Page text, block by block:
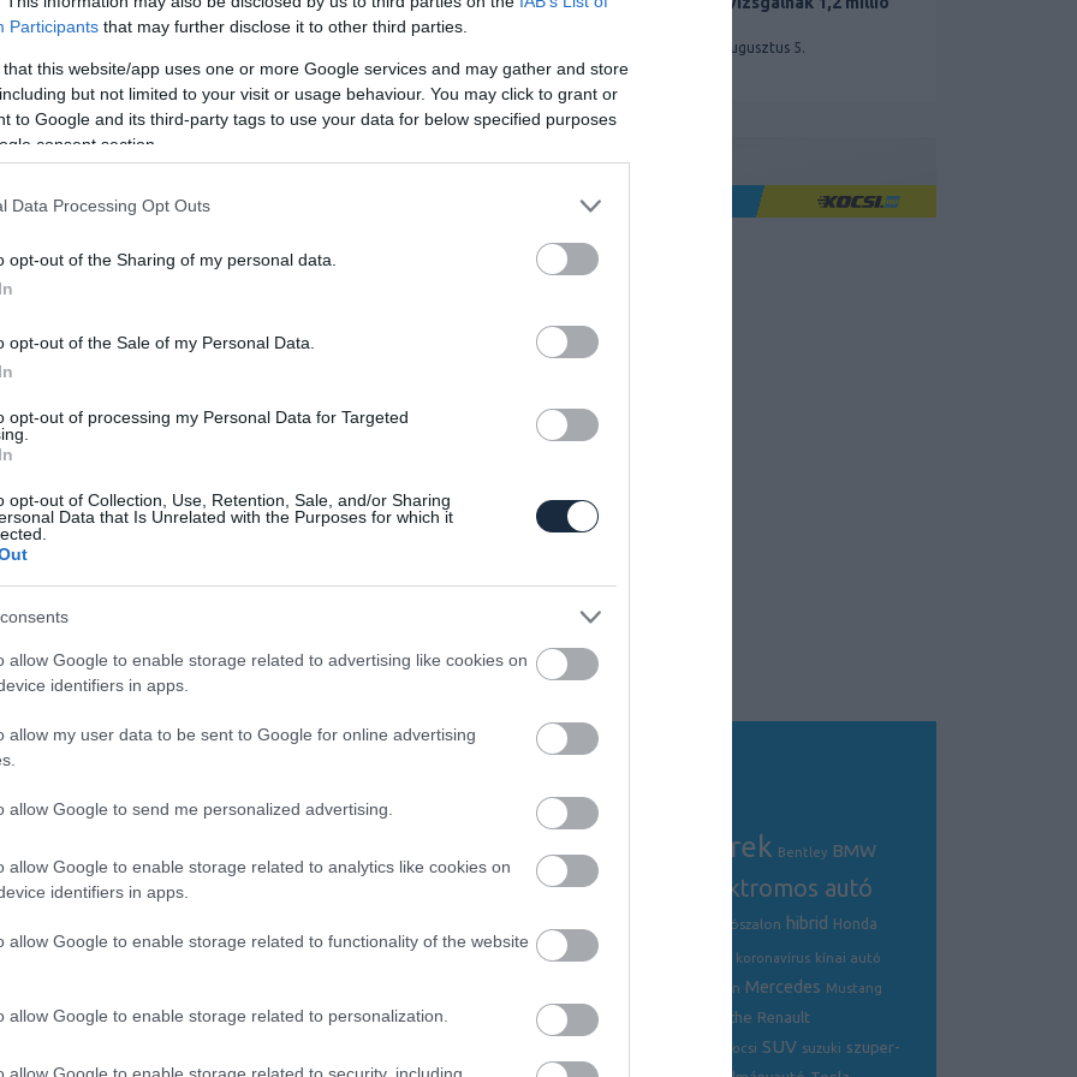
Participants that may further disclose it to other third parties.
that this website/app uses one or more Google services and may gather and store
but not limited to your visit or usage behaviour. You may click to grant or
to Google and its third-party tags to use your data for below specified purposes
consent section.
Data Processing Opt Outs
opt-out of the Sharing of my personal data.
opt-out of the Sale of my Personal Data.
opt-out of processing my Personal Data for Targeted
opt-out of Collection, Use, Retention, Sale, and/or Sharing
Data that Is Unrelated with the Purposes for which it
allow Google to enable storage related to advertising like cookies on
identifiers in apps.
allow my user data to be sent to Google for online advertising
allow Google to send me personalized advertising.
allow Google to enable storage related to analytics like cookies on
identifiers in apps.
allow Google to enable storage related to functionality of the website
allow Google to enable storage related to personalization.
allow Google to enable storage related to security, including
az elektromos Taycan piacra dobásával
Sikerült ugyanis egy olyan autót összehozniuk,
a jövő technológiájával. Gyors, élvezet vezetni
elvárnak. Csak hát ott van az az igencsak
javában fejlesztés alatt áll, legalábbis Dr.
szerint. „Lesz egy kizárólag a hátsó
kisebb akkumulátor csomaggal a jó ár-érték
alternatíva, akik érzékenyek az árazásra, hanem
tengely hajtására”- mondta Steiner.
de nem sokkal később globális
2026. augusztus 5.
Ha jó élményre utazol
AMG Audi autós hírek Bentley BMW
elektromos autó
genfi autószalon hibrid Honda
hyundai koronavírus kínai autó
McLaren Mercedes Mustang
Nissan Porsche Renault
sportkocsi SUV suzuki szuper-